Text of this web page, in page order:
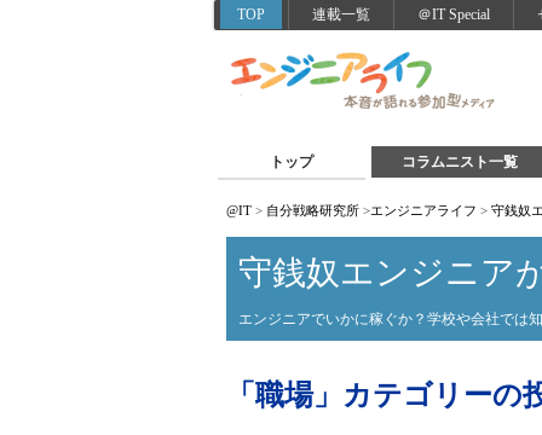
TOP 連載一覧 ＠IT Special
トップ コラムニスト一覧
@IT > 自分戦略研究所 >エンジニアライフ > 守銭奴
守銭奴エンジニア
エンジニアでいかに稼ぐか？学校や会社では
「職場」カテゴリーの